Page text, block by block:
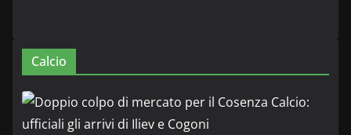
Calcio